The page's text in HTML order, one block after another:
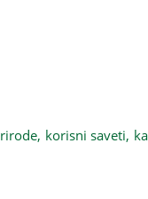
korisni saveti,